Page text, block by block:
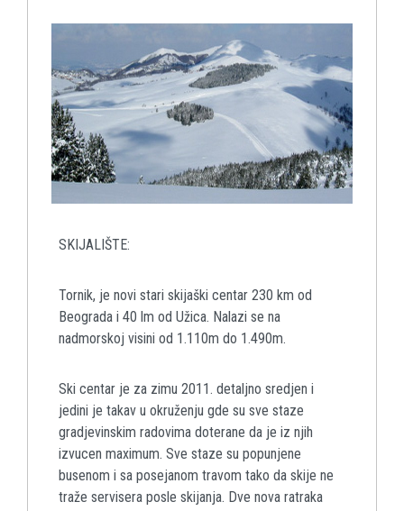
SKIJALIŠTE:
Tornik, je novi stari skijaški centar 230 km od
Beograda i 40 lm od Užica. Nalazi se na
nadmorskoj visini od 1.110m do 1.490m.
Ski centar je za zimu 2011. detaljno sredjen i
jedini je takav u okruženju gde su sve staze
gradjevinskim radovima doterane da je iz njih
izvucen maximum. Sve staze su popunjene
busenom i sa posejanom travom tako da skije ne
traže servisera posle skijanja. Dve nova ratraka